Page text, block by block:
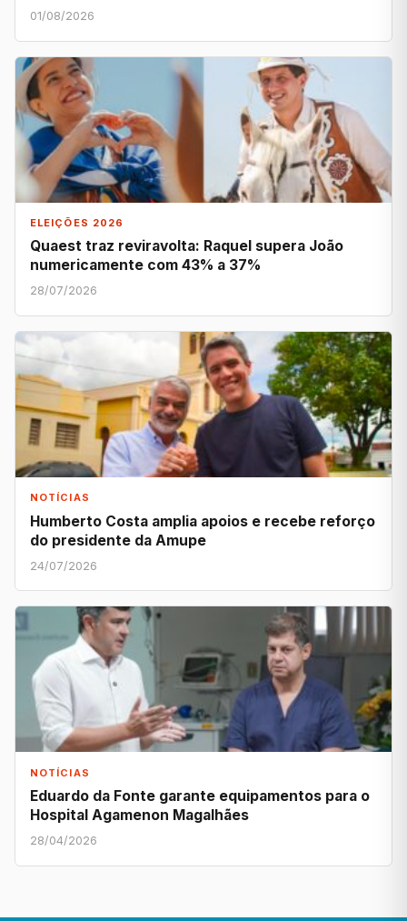
01/08/2026
ELEIÇÕES 2026
Quaest traz reviravolta: Raquel supera João
numericamente com 43% a 37%
28/07/2026
NOTÍCIAS
Humberto Costa amplia apoios e recebe reforço
do presidente da Amupe
24/07/2026
NOTÍCIAS
Eduardo da Fonte garante equipamentos para o
Hospital Agamenon Magalhães
28/04/2026